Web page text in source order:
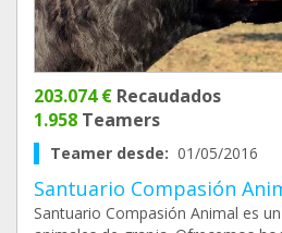
203.074 € Recaudados
1.958 Teamers
Teamer desde: 01/05/2016
Santuario Compasión
Santuario Compasión Animal es